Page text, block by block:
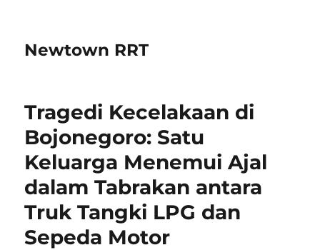
Newtown RRT
Tragedi Kecelakaan di
Bojonegoro: Satu
Keluarga Menemui Ajal
dalam Tabrakan antara
Truk Tangki LPG dan
Sepeda Motor